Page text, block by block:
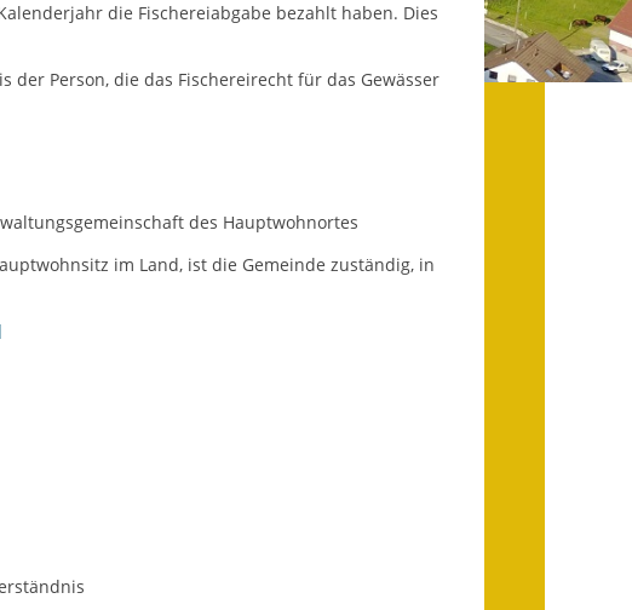
wussten!
Lärmaktionsplan
die Fischereiabgabe bezahlt haben. Dies
der Person, die das Fischereirecht für das Gewässer
des Hauptwohnortes
im Land, ist die Gemeinde zuständig, in